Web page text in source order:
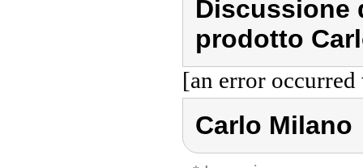
Discussione
prodotto
[an error
Carlo Milano